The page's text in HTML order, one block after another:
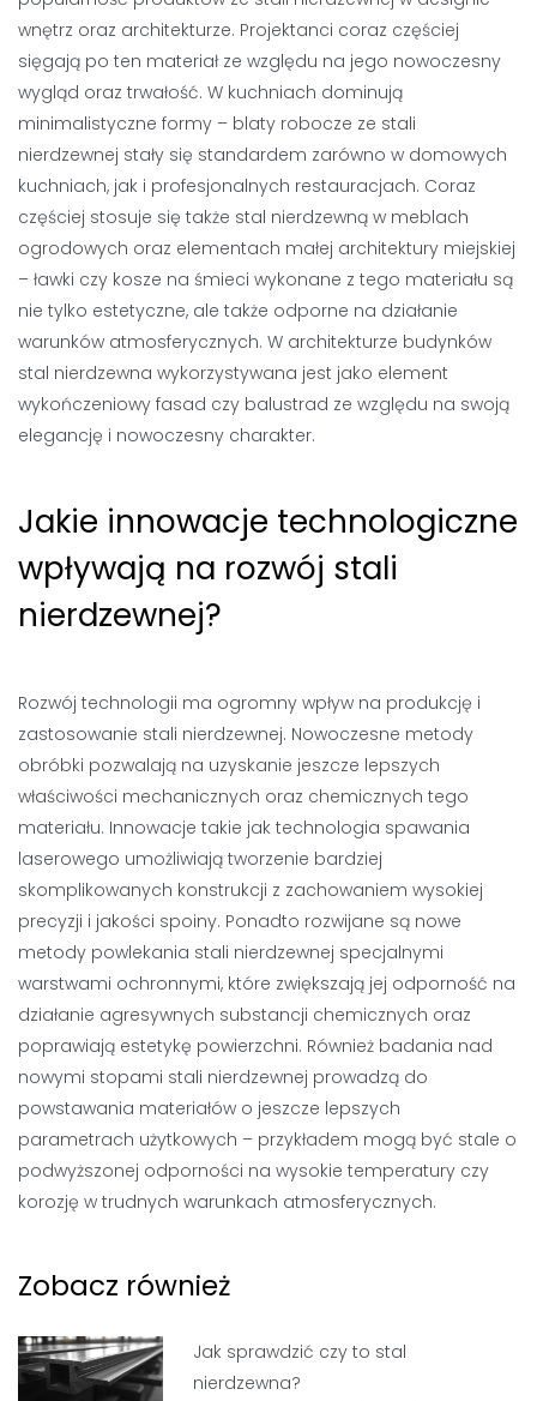
wnętrz oraz architekturze. Projektanci coraz częściej
sięgają po ten materiał ze względu na jego nowoczesny
wygląd oraz trwałość. W kuchniach dominują
minimalistyczne formy – blaty robocze ze stali
nierdzewnej stały się standardem zarówno w domowych
kuchniach, jak i profesjonalnych restauracjach. Coraz
częściej stosuje się także stal nierdzewną w meblach
ogrodowych oraz elementach małej architektury miejskiej
– ławki czy kosze na śmieci wykonane z tego materiału są
nie tylko estetyczne, ale także odporne na działanie
warunków atmosferycznych. W architekturze budynków
stal nierdzewna wykorzystywana jest jako element
wykończeniowy fasad czy balustrad ze względu na swoją
elegancję i nowoczesny charakter.
Jakie innowacje technologiczne
wpływają na rozwój stali
nierdzewnej?
Rozwój technologii ma ogromny wpływ na produkcję i
zastosowanie stali nierdzewnej. Nowoczesne metody
obróbki pozwalają na uzyskanie jeszcze lepszych
właściwości mechanicznych oraz chemicznych tego
materiału. Innowacje takie jak technologia spawania
laserowego umożliwiają tworzenie bardziej
skomplikowanych konstrukcji z zachowaniem wysokiej
precyzji i jakości spoiny. Ponadto rozwijane są nowe
metody powlekania stali nierdzewnej specjalnymi
warstwami ochronnymi, które zwiększają jej odporność na
działanie agresywnych substancji chemicznych oraz
poprawiają estetykę powierzchni. Również badania nad
nowymi stopami stali nierdzewnej prowadzą do
powstawania materiałów o jeszcze lepszych
parametrach użytkowych – przykładem mogą być stale o
podwyższonej odporności na wysokie temperatury czy
korozję w trudnych warunkach atmosferycznych.
Zobacz również
Jak sprawdzić czy to stal
nierdzewna?